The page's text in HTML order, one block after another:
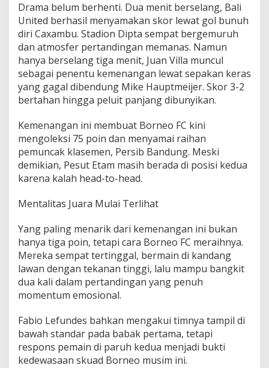
Drama belum berhenti. Dua menit berselang, Bali
United berhasil menyamakan skor lewat gol bunuh
diri Caxambu. Stadion Dipta sempat bergemuruh
dan atmosfer pertandingan memanas. Namun
hanya berselang tiga menit, Juan Villa muncul
sebagai penentu kemenangan lewat sepakan keras
yang gagal dibendung Mike Hauptmeijer. Skor 3-2
bertahan hingga peluit panjang dibunyikan.
Kemenangan ini membuat Borneo FC kini
mengoleksi 75 poin dan menyamai raihan
pemuncak klasemen, Persib Bandung. Meski
demikian, Pesut Etam masih berada di posisi kedua
karena kalah head-to-head.
Mentalitas Juara Mulai Terlihat
Yang paling menarik dari kemenangan ini bukan
hanya tiga poin, tetapi cara Borneo FC meraihnya.
Mereka sempat tertinggal, bermain di kandang
lawan dengan tekanan tinggi, lalu mampu bangkit
dua kali dalam pertandingan yang penuh
momentum emosional.
Fabio Lefundes bahkan mengakui timnya tampil di
bawah standar pada babak pertama, tetapi
respons pemain di paruh kedua menjadi bukti
kedewasaan skuad Borneo musim ini.